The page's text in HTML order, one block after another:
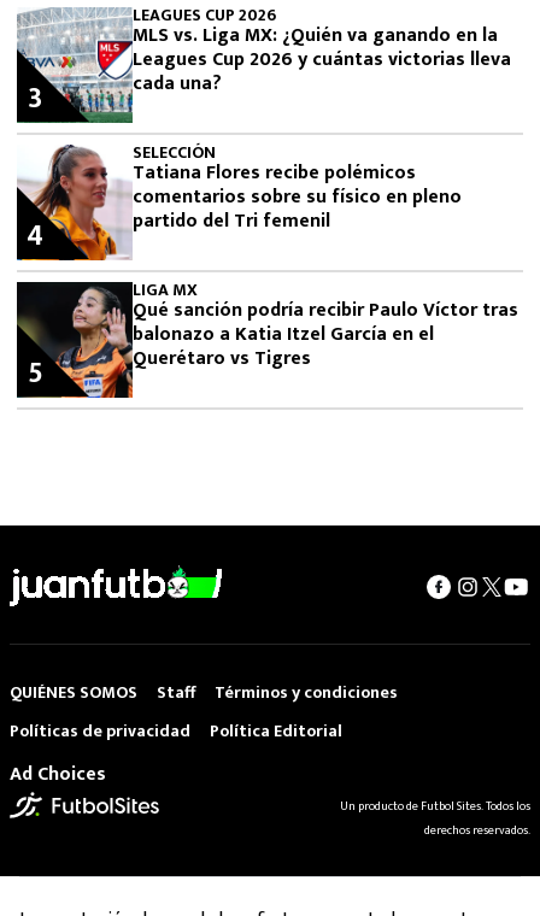
LEAGUES CUP 2026
MLS vs. Liga MX: ¿Quién va ganando en la
Leagues Cup 2026 y cuántas victorias lleva
cada una?
3
SELECCIÓN
Tatiana Flores recibe polémicos
comentarios sobre su físico en pleno
partido del Tri femenil
4
LIGA MX
Qué sanción podría recibir Paulo Víctor tras
balonazo a Katia Itzel García en el
Querétaro vs Tigres
5
QUIÉNES SOMOS Staff
Términos y condiciones
Políticas de privacidad
Política Editorial
Ad Choices
Un producto de Futbol Sites. Todos los
derechos reservados.